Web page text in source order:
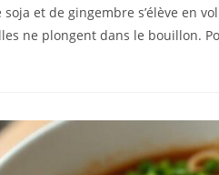
et de gingembre s’élève en
ne plongent dans le bouillon.